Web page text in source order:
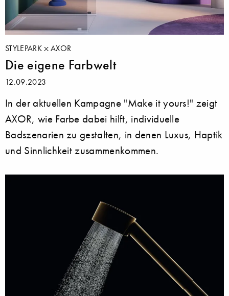
STYLEPARK AXOR
Die eigene Farbwelt
12.09.2023
In der aktuellen Kampagne "Make it yours!" zeigt
AXOR, wie Farbe dabei hilft, individuelle
Badszenarien zu gestalten, in denen Luxus, Haptik
und Sinnlichkeit zusammenkommen.